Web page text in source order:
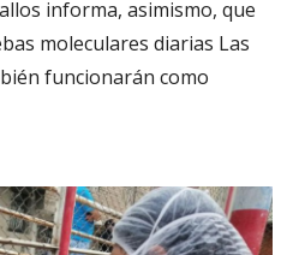
informa, asimismo, que
moleculares diarias Las
funcionarán como